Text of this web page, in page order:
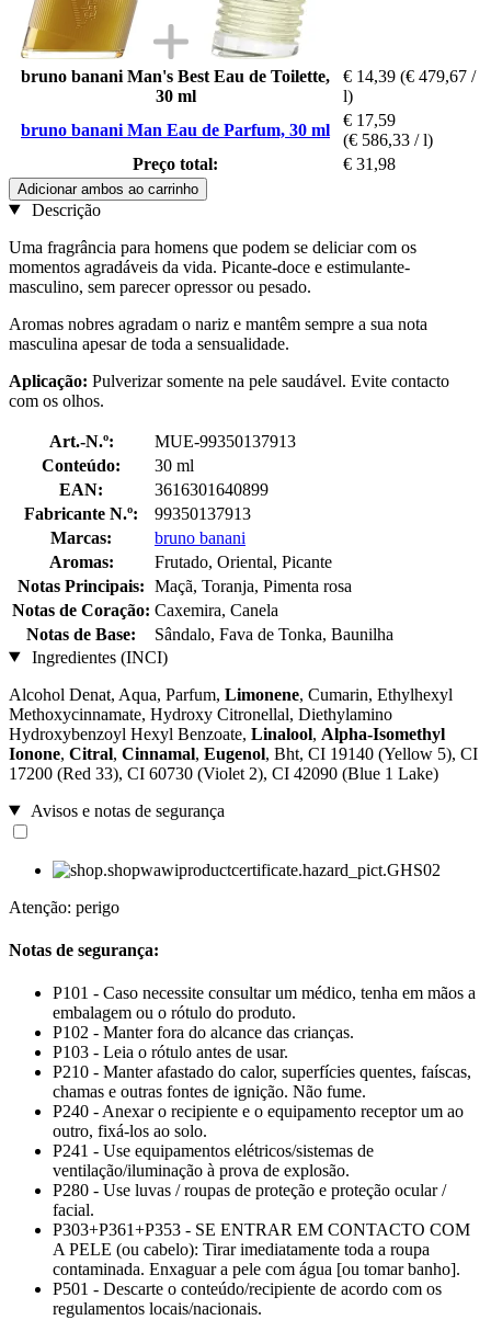
bruno banani Man's Best Eau de Toilette,
30 ml
€ 14,39 (€ 479,67 /
l)
bruno banani Man Eau de Parfum, 30 ml
€ 17,59
(€ 586,33 / l)
Preço total:
€ 31,98
Adicionar ambos ao carrinho
Descrição
Uma fragrância para homens que podem se deliciar com os
momentos agradáveis da vida. Picante-doce e estimulante-
masculino, sem parecer opressor ou pesado.
Aromas nobres agradam o nariz e mantêm sempre a sua nota
masculina apesar de toda a sensualidade.
Aplicação: Pulverizar somente na pele saudável. Evite contacto
com os olhos.
Art.-N.º:
MUE-99350137913
Conteúdo:
30 ml
EAN:
3616301640899
Fabricante N.º:
99350137913
Marcas:
bruno banani
Aromas:
Frutado, Oriental, Picante
Notas Principais: Maçã, Toranja, Pimenta rosa
Notas de Coração: Caxemira, Canela
Notas de Base:
Sândalo, Fava de Tonka, Baunilha
Ingredientes (INCI)
Alcohol Denat, Aqua, Parfum, Limonene, Cumarin, Ethylhexyl
Methoxycinnamate, Hydroxy Citronellal, Diethylamino
Hydroxybenzoyl Hexyl Benzoate, Linalool, Alpha-Isomethyl
Ionone, Citral, Cinnamal, Eugenol, Bht, CI 19140 (Yellow 5), CI
17200 (Red 33), CI 60730 (Violet 2), CI 42090 (Blue 1 Lake)
Avisos e notas de segurança
Atenção: perigo
Notas de segurança:
P101 - Caso necessite consultar um médico, tenha em mãos a
embalagem ou o rótulo do produto.
P102 - Manter fora do alcance das crianças.
P103 - Leia o rótulo antes de usar.
P210 - Manter afastado do calor, superfícies quentes, faíscas,
chamas e outras fontes de ignição. Não fume.
P240 - Anexar o recipiente e o equipamento receptor um ao
outro, fixá-los ao solo.
P241 - Use equipamentos elétricos/sistemas de
ventilação/iluminação à prova de explosão.
P280 - Use luvas / roupas de proteção e proteção ocular /
facial.
P303+P361+P353 - SE ENTRAR EM CONTACTO COM
A PELE (ou cabelo): Tirar imediatamente toda a roupa
contaminada. Enxaguar a pele com água [ou tomar banho].
P501 - Descarte o conteúdo/recipiente de acordo com os
regulamentos locais/nacionais.